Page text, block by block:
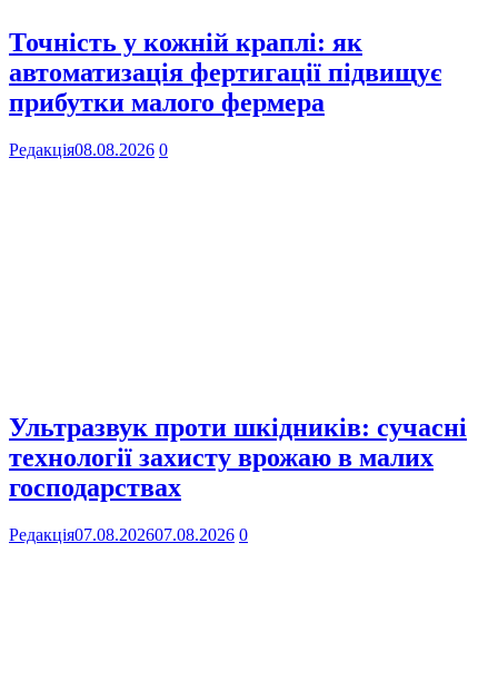
Точність у кожній краплі: як
автоматизація фертигації підвищує
прибутки малого фермера
Редакція08.08.2026 0
Ультразвук проти шкідників: сучасні
технології захисту врожаю в малих
господарствах
Редакція07.08.202607.08.2026 0